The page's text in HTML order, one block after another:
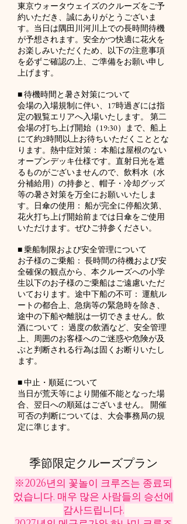
東京ウォータウェイズのクルーズをご予
約いただき、誠にありがとうございま
す。当日は隅田川河川上での長時間待機
が予想されます。安全かつ快適に花火を
お楽しみいただくため、以下の注意事項
を必ずご確認の上、ご準備をお願い申し
上げます。
■ 待機時間と暑さ対策について
会場の入場規制に伴い、17時過ぎには指
定の観覧エリアへ入場いたします。 第二
会場の打ち上げ開始（19:30）まで、船上
にて約2時間以上お待ちいただくこととな
ります。熱中症対策： 本船は屋根のない
オープンデッキ仕様です。直射日光を遮
るものがございませんので、飲料水（水
分補給用）の持参と、帽子・冷却グッズ
等の暑さ対策を万全にお願いいたしま
す。日傘の使用： 船が完全に停船次第、
花火打ち上げ開始前までは日傘をご使用
いただけます。ぜひご持参ください。
■ 乗船制限および安全管理について
お子様のご乗船： 長時間の待機および安
全確保の観点から、本クルーズへの小学
生以下のお子様のご乗船はご遠慮いただ
いております。途中下船の不可： 運航ル
ートの都合上、急病等の緊急時を除き、
途中の下船や離脱は一切できません。飲
酒について： 過度の飲酒など、安全管理
上、周囲のお客様へのご迷惑や危険が及
ぶと判断される行為は固くお断りいたし
ます。
■ 中止・順延について
当日が荒天等により開催不能となった場
合、翌日への順延はございません。 開催
可否の判断については、大会事務局の規
定に準じます。
季節限定クルーズプラン
※2026년의 꽃놀이 크루즈는 종료되
었습니다. 매우 많은 사람들의 승선에
감사드립니다.